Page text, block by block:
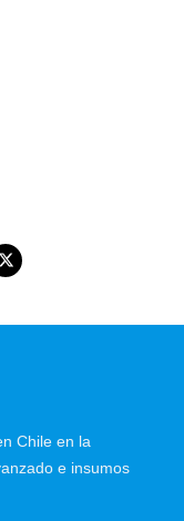
Chile en la
e insumos